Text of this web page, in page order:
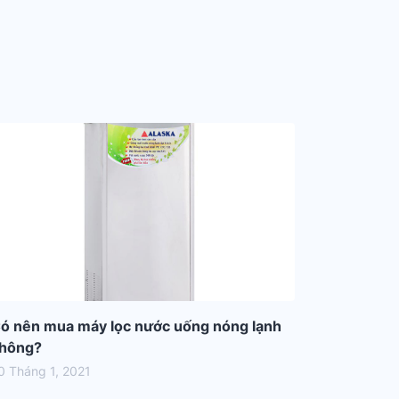
nên mua máy lọc nước uống nóng lạnh
Tháng 1, 2021